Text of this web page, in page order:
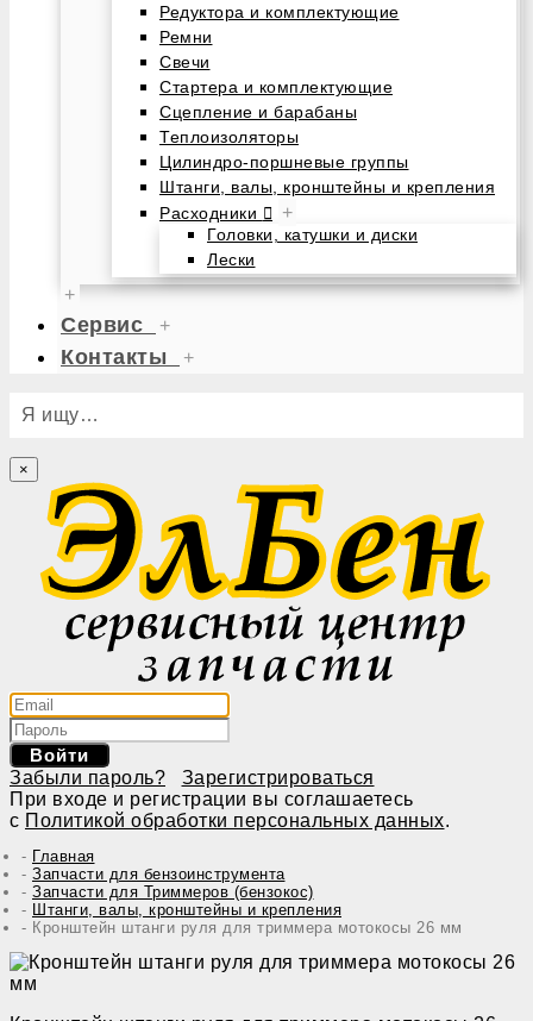
Редуктора и комплектующие
Ремни
Свечи
Стартера и комплектующие
Сцепление и барабаны
Теплоизоляторы
Цилиндро-поршневые группы
Штанги, валы, кронштейны и крепления
Расходники
+
Головки, катушки и диски
Лески
+
Сервис +
Контакты +
Я ищу…
×
Войти
Забыли пароль?
Зарегистрироваться
При входе и регистрации вы соглашаетесь
с Политикой обработки персональных данных.
Главная
Запчасти для бензоинструмента
Запчасти для Триммеров (бензокос)
Штанги, валы, кронштейны и крепления
Кронштейн штанги руля для триммера мотокосы 26 мм